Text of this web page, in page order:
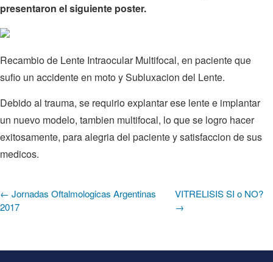
presentaron el siguiente poster.
Recambio de Lente Intraocular Multifocal, en paciente que
sufio un accidente en moto y Subluxacion del Lente.
Debido al trauma, se requirio explantar ese lente e implantar
un nuevo modelo, tambien multifocal, lo que se logro hacer
exitosamente, para alegria del paciente y satisfaccion de sus
medicos.
← Jornadas Oftalmologicas Argentinas
2017
VITRELISIS SI o NO?
→